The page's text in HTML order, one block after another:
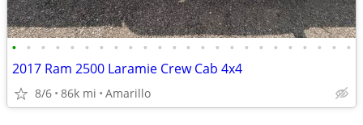
• • • • • • • • • • • • • • • • • • • • • • • •
2017 Ram 2500 Laramie Crew Cab 4x4
8/6 86k mi Amarillo